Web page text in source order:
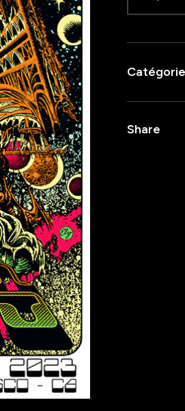
de
THE
Catégorie
Share